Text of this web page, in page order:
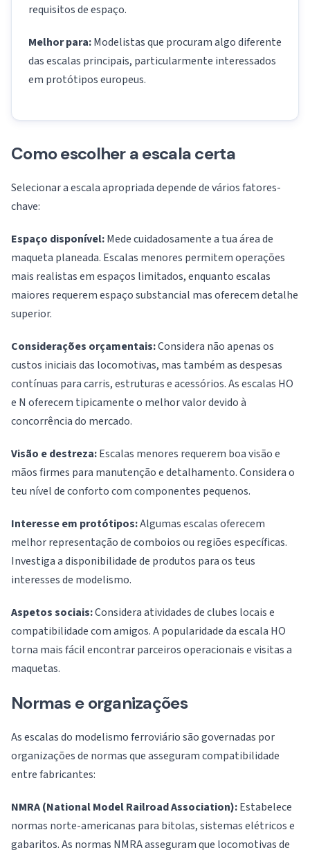
requisitos de espaço.
Melhor para:Modelistas que procuram algo diferente
das escalas principais, particularmente interessados
em protótipos europeus.
Como escolher a escala certa
Selecionar a escala apropriada depende de vários fatores-
chave:
Espaço disponível:Mede cuidadosamente a tua área de
maqueta planeada. Escalas menores permitem operações
mais realistas em espaços limitados, enquanto escalas
maiores requerem espaço substancial mas oferecem detalhe
superior.
Considerações orçamentais:Considera não apenas os
custos iniciais das locomotivas, mas também as despesas
contínuas para carris, estruturas e acessórios. As escalas HO
e N oferecem tipicamente o melhor valor devido à
concorrência do mercado.
Visão e destreza:Escalas menores requerem boa visão e
mãos firmes para manutenção e detalhamento. Considera o
teu nível de conforto com componentes pequenos.
Interesse em protótipos:Algumas escalas oferecem
melhor representação de comboios ou regiões específicas.
Investiga a disponibilidade de produtos para os teus
interesses de modelismo.
Aspetos sociais:Considera atividades de clubes locais e
compatibilidade com amigos. A popularidade da escala HO
torna mais fácil encontrar parceiros operacionais e visitas a
maquetas.
Normas e organizações
As escalas do modelismo ferroviário são governadas por
organizações de normas que asseguram compatibilidade
entre fabricantes:
NMRA (National Model Railroad Association):Estabelece
normas norte-americanas para bitolas, sistemas elétricos e
gabaritos. As normas NMRA asseguram que locomotivas de